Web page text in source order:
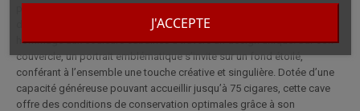
J'ACCEPTE
d’exception, réalisée en sycomore ondé teinté bleu et rouge, rend
hommage aux couleurs cubaines à travers un design unique. Sur son
couvercle, un portrait emblématique s’invite sur un fond étoilé,
conférant à l’ensemble une touche créative et singulière. Dotée d’une
capacité généreuse pouvant accueillir jusqu’à 75 cigares, cette cave
offre des conditions de conservation optimales grâce à son